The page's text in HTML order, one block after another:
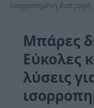
ισορροπημένη διατροφή
Μπάρες
Εύκολες
λύσεις